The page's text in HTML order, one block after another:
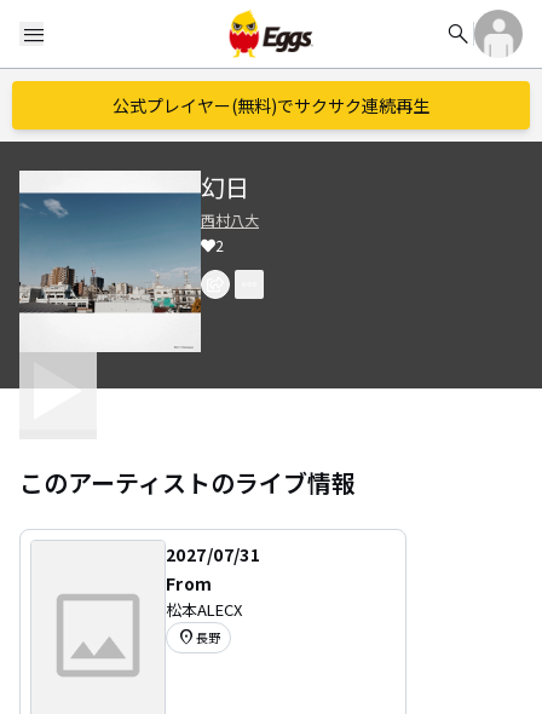
menu search
公式プレイヤー(無料)でサクサク連続再生
幻日
西村八大
2
このアーティストのライブ情報
2027/07/31
From
松本ALECX
location_on 長野